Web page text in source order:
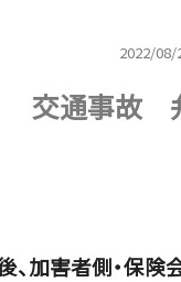
2022/08/
交通事故
、加害者側・保